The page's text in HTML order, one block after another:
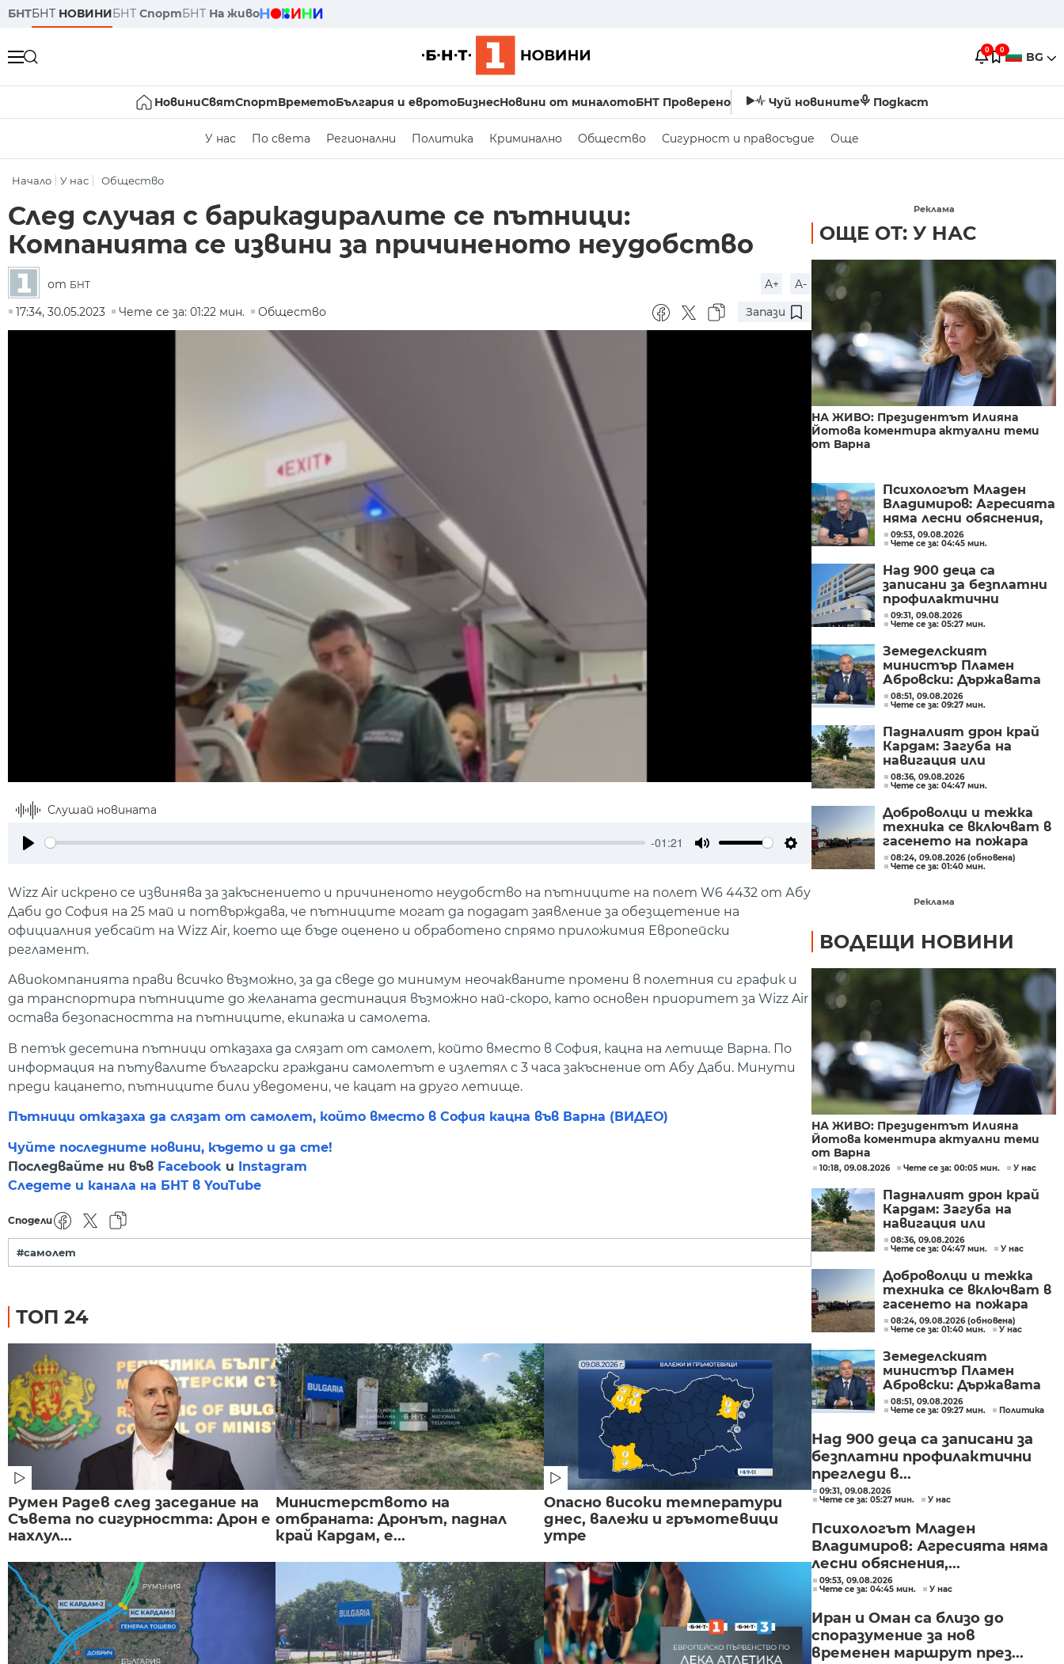
БНТБНТ НОВИНИБНТ СпортБНТ На живо
0 0 BG
НовиниСвятСпортВреметоБългария и евротоБизнесНовини от миналотоБНТ Проверено Чуй новините Подкаст
У нас По света Регионални Политика Криминално Общество Сигурност и правосъдие Още
Начало У нас Общество
След случая с барикадиралите се пътници:
Компанията се извини за причиненото неудобство
от БНТ A+
A-
17:34, 30.05.2023
Чете се за: 01:22 мин. Общество Запази
Слушай новината
-01:21
Settings
Wizz Air искрено се извинява за закъснението и причиненото неудобство на пътниците на полет W6 4432 от Абу
Даби до София на 25 май и потвърждава, че пътниците могат да подадат заявление за обезщетение на
официалния уебсайт на Wizz Air, което ще бъде оценено и обработено спрямо приложимия Европейски
регламент.
Авиокомпанията прави всичко възможно, за да сведе до минимум неочакваните промени в полетния си график и
да транспортира пътниците до желаната дестинация възможно най-скоро, като основен приоритет за Wizz Air
остава безопасността на пътниците, екипажа и самолета.
В петък десетина пътници отказаха да слязат от самолет, който вместо в София, кацна на летище Варна. По
информация на пътувалите български граждани самолетът е излетял с 3 часа закъснение от Абу Даби. Минути
преди кацането, пътниците били уведомени, че кацат на друго летище.
Пътници отказаха да слязат от самолет, който вместо в София кацна във Варна (ВИДЕО)
Чуйте последните новини, където и да сте!
Последвайте ни във Facebook и Instagram
Следете и канала на БНТ в YouTube
Сподели
#самолет
ТОП 24
Румен Радев след заседание на
Съвета по сигурността: Дрон е
нахлул...
Министерството на
отбраната: Дронът, паднал
край Кардам, е...
Опасно високи температури
днес, валежи и гръмотевици
утре
Реклама
ОЩЕ ОТ: У НАС
НА ЖИВО: Президентът Илияна
Йотова коментира актуални теми
от Варна
Психологът Младен
Владимиров: Агресията
няма лесни обяснения,
трябва да поставим
детето в центъра
09:53, 09.08.2026
Чете се за: 04:45 мин.
Над 900 деца са
записани за безплатни
профилактични
прегледи в новата
детска болница в
09:31, 09.08.2026
Чете се за: 05:27 мин.
Земеделският
министър Пламен
Абровски: Държавата
трябва да засили
контрола върху вноса
08:51, 09.08.2026
Чете се за: 09:27 мин.
Падналият дрон край
Кардам: Загуба на
навигация или
техническа
неизправност са сред
възможните причини
08:36, 09.08.2026
Чете се за: 04:47 мин.
Доброволци и тежка
техника се включват в
гасенето на пожара
край бобошевското
село Висока могила
08:24, 09.08.2026 (обновена)
Чете се за: 01:40 мин.
Реклама
ВОДЕЩИ НОВИНИ
НА ЖИВО: Президентът Илияна
Йотова коментира актуални теми
от Варна
10:18, 09.08.2026 Чете се за: 00:05 мин. У нас
Падналият дрон край
Кардам: Загуба на
навигация или
техническа
неизправност са сред
възможните причини
08:36, 09.08.2026
Чете се за: 04:47 мин.
У нас
Доброволци и тежка
техника се включват в
гасенето на пожара
край бобошевското
село Висока могила
08:24, 09.08.2026 (обновена)
Чете се за: 01:40 мин.
У нас
Земеделският
министър Пламен
Абровски: Държавата
трябва да засили
контрола върху вноса
08:51, 09.08.2026
Чете се за: 09:27 мин.
Политика
Над 900 деца са записани за
безплатни профилактични
прегледи в...
09:31, 09.08.2026
Чете се за: 05:27 мин.
У нас
Психологът Младен
Владимиров: Агресията няма
лесни обяснения,...
09:53, 09.08.2026
Чете се за: 04:45 мин.
У нас
Иран и Оман са близо до
споразумение за нов
временен маршрут през...